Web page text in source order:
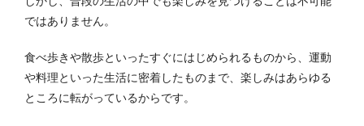
ではありません。
食べ歩きや散歩といったすぐにはじめられるものから、運動
や料理といった生活に密着したものまで、楽しみはあらゆる
ところに転がっているからです。